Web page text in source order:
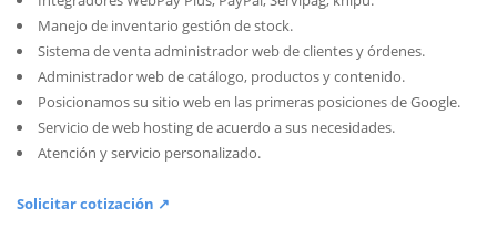
Manejo de inventario gestión de stock.
Sistema de venta administrador web de clientes y órdenes.
Administrador web de catálogo, productos y contenido.
Posicionamos su sitio web en las primeras posiciones de Google.
Servicio de web hosting de acuerdo a sus necesidades.
Atención y servicio personalizado.
Solicitar cotización ↗